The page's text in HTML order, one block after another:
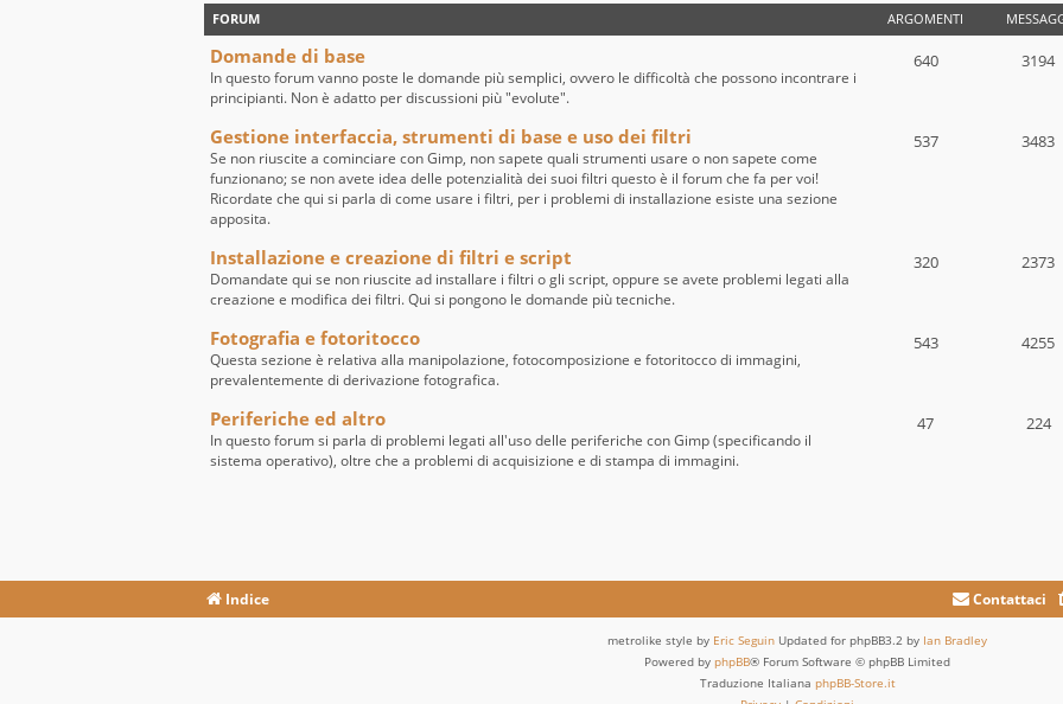
FORUM ARGOMENTI
Domande di base
In questo forum vanno poste le domande più semplici, ovvero le difficoltà che possono incontrare i
principianti. Non è adatto per discussioni più "evolute".
640 3194
Gestione interfaccia, strumenti di base e uso dei filtri
Se non riuscite a cominciare con Gimp, non sapete quali strumenti usare o non sapete come
funzionano; se non avete idea delle potenzialità dei suoi filtri questo è il forum che fa per voi!
Ricordate che qui si parla di come usare i filtri, per i problemi di installazione esiste una sezione
apposita.
537 3483
Installazione e creazione di filtri e script
Domandate qui se non riuscite ad installare i filtri o gli script, oppure se avete problemi legati alla
creazione e modifica dei filtri. Qui si pongono le domande più tecniche.
320 2373
Fotografia e fotoritocco
Questa sezione è relativa alla manipolazione, fotocomposizione e fotoritocco di immagini,
prevalentemente di derivazione fotografica.
543 4255
Periferiche ed altro
In questo forum si parla di problemi legati all'uso delle periferiche con Gimp (specificando il
sistema operativo), oltre che a problemi di acquisizione e di stampa di immagini.
47 224
Indice Contattaci
metrolike style by Eric Seguin Updated for phpBB3.2 by Ian Bradley
Powered by phpBB® Forum Software © phpBB Limited
Traduzione Italiana phpBB-Store.it